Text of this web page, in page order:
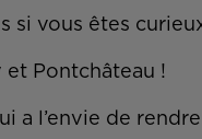
si vous êtes
et Pontchâteau !
a l’envie de